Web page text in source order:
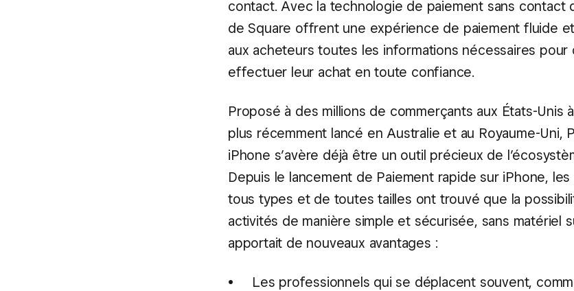
contact. Avec la technologie de paiement sans contact
de Square offrent une expérience de paiement fluide
aux acheteurs toutes les informations nécessaires pour
effectuer leur achat en toute confiance.
Proposé à des millions de commerçants aux États-Unis
plus récemment lancé en Australie et au Royaume-Uni,
iPhone s’avère déjà être un outil précieux de
Depuis le lancement de Paiement rapide sur iPhone,
tous types et de toutes tailles ont trouvé que la
activités de manière simple et sécurisée, sans matériel
apportait de nouveaux avantages :
Les professionnels qui se déplacent souvent,